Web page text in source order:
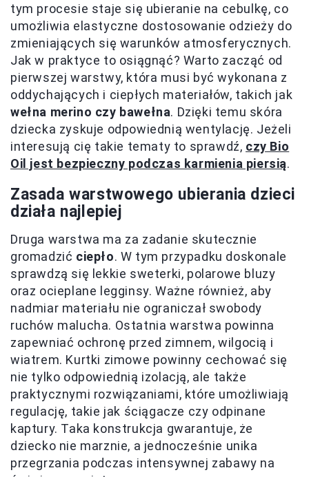
tym procesie staje się ubieranie na cebulkę, co
umożliwia elastyczne dostosowanie odzieży do
zmieniających się warunków atmosferycznych.
Jak w praktyce to osiągnąć? Warto zacząć od
pierwszej warstwy, która musi być wykonana z
oddychających i ciepłych materiałów, takich jak
wełna merino czy bawełna. Dzięki temu skóra
dziecka zyskuje odpowiednią wentylację. Jeżeli
interesują cię takie tematy to sprawdź, czy Bio
Oil jest bezpieczny podczas karmienia piersią.
Zasada warstwowego ubierania dzieci
działa najlepiej
Druga warstwa ma za zadanie skutecznie
gromadzić ciepło. W tym przypadku doskonale
sprawdzą się lekkie sweterki, polarowe bluzy
oraz ocieplane legginsy. Ważne również, aby
nadmiar materiału nie ograniczał swobody
ruchów malucha. Ostatnia warstwa powinna
zapewniać ochronę przed zimnem, wilgocią i
wiatrem. Kurtki zimowe powinny cechować się
nie tylko odpowiednią izolacją, ale także
praktycznymi rozwiązaniami, które umożliwiają
regulację, takie jak ściągacze czy odpinane
kaptury. Taka konstrukcja gwarantuje, że
dziecko nie marznie, a jednocześnie unika
przegrzania podczas intensywnej zabawy na